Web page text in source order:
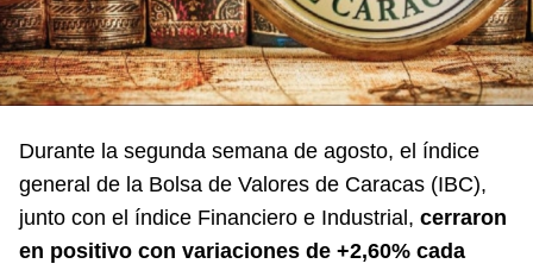
Durante la segunda semana de agosto, el índice
general de la Bolsa de Valores de Caracas (IBC),
junto con el índice Financiero e Industrial, cerraron
en positivo con variaciones de +2,60% cada